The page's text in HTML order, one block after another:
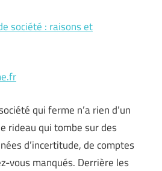
société : raisons et
qui ferme n’a rien d’un
rideau qui tombe sur des
d’incertitude, de comptes
vous manqués. Derrière les